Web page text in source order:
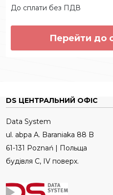
До сплати без ПДВ
Перейти до
DS ЦЕНТРАЛЬНИЙ ОФІС
Data System
ul. abpa A. Baraniaka 88 B
61-131 Poznań | Польща
будівля C, IV поверх.